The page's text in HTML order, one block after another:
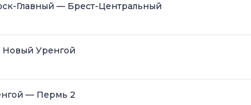
Главный — Брест-Центральный
Уренгой
— Пермь 2